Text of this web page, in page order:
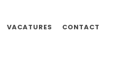
VACATURES CONTACT